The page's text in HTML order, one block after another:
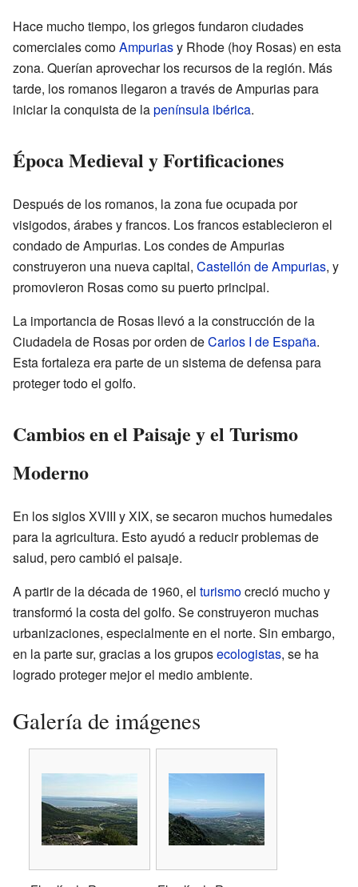
Hace mucho tiempo, los griegos fundaron ciudades
comerciales comoAmpuriasy Rhode (hoy Rosas) en esta
zona. Querían aprovechar los recursos de la región. Más
tarde, los romanos llegaron a través de Ampurias para
iniciar la conquista de lapenínsula ibérica.
Época Medieval y Fortificaciones
Después de los romanos, la zona fue ocupada por
visigodos, árabes y francos. Los francos establecieron el
condado de Ampurias. Los condes de Ampurias
construyeron una nueva capital, Castellón de Ampurias, y
promovieron Rosas como su puerto principal.
La importancia de Rosas llevó a la construcción de la
Ciudadela de Rosas por orden deCarlos I de España.
Esta fortaleza era parte de un sistema de defensa para
proteger todo el golfo.
Cambios en el Paisaje y el Turismo
Moderno
En los siglos XVIII y XIX, se secaron muchos humedales
para la agricultura. Esto ayudó a reducir problemas de
salud, pero cambió el paisaje.
A partir de la década de 1960, el turismocreció mucho y
transformó la costa del golfo. Se construyeron muchas
urbanizaciones, especialmente en el norte. Sin embargo,
en la parte sur, gracias a los gruposecologistas, se ha
logrado proteger mejor el medio ambiente.
Galería de imágenes